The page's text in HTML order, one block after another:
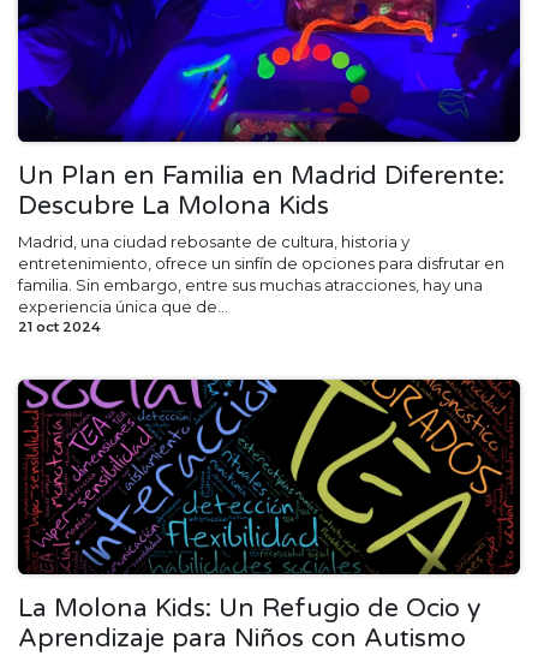
Un Plan en Familia en Madrid Diferente:
Descubre La Molona Kids
Madrid, una ciudad rebosante de cultura, historia y
entretenimiento, ofrece un sinfín de opciones para disfrutar en
familia. Sin embargo, entre sus muchas atracciones, hay una
experiencia única que de...
21 oct 2024
La Molona Kids: Un Refugio de Ocio y
Aprendizaje para Niños con Autismo